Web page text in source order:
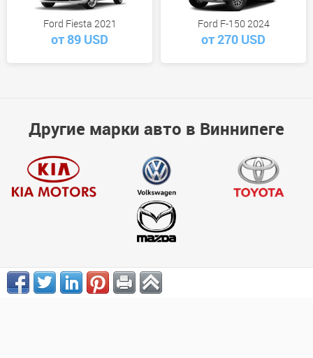
Ford Fiesta 2021
от 89 USD
Ford F-150 2024
от 270 USD
Другие марки авто в Виннипеге